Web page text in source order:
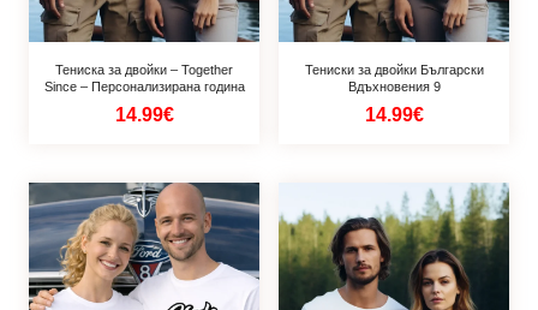
Тениска за двойки – Together
Since – Персонализирана година
14.99€
Тениски за двойки Български
Вдъхновения 9
14.99€